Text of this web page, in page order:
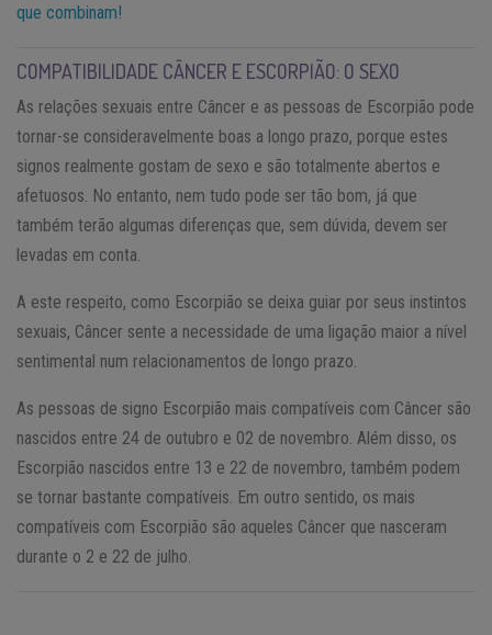
que combinam!
COMPATIBILIDADE CÂNCER E ESCORPIÃO: O SEXO
As relações sexuais entre Câncer e as pessoas de Escorpião pode
tornar-se consideravelmente boas a longo prazo, porque estes
signos realmente gostam de sexo e são totalmente abertos e
afetuosos. No entanto, nem tudo pode ser tão bom, já que
também terão algumas diferenças que, sem dúvida, devem ser
levadas em conta.
A este respeito, como Escorpião se deixa guiar por seus instintos
sexuais, Câncer sente a necessidade de uma ligação maior a nível
sentimental num relacionamentos de longo prazo.
As pessoas de signo Escorpião mais compatíveis com Câncer são
nascidos entre 24 de outubro e 02 de novembro. Além disso, os
Escorpião nascidos entre 13 e 22 de novembro, também podem
se tornar bastante compatíveis. Em outro sentido, os mais
compatíveis com Escorpião são aqueles Câncer que nasceram
durante o 2 e 22 de julho.